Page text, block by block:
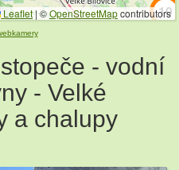
10
Leaflet | ©OpenStreetMapcontributors
- vodní
- Velké
a chalupy